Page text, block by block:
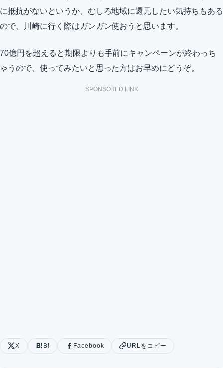
に抵抗がないというか、むしろ地域に還元したい気持ちもある
ので、川崎に行く際はガンガン使おうと思います。
70億円を超えると期限よりも手前にキャンペーンが終わっち
ゃうので、使ってみたいと思った方はお早めにどうぞ。
SPONSORED LINK
X B! Facebook URLをコピー